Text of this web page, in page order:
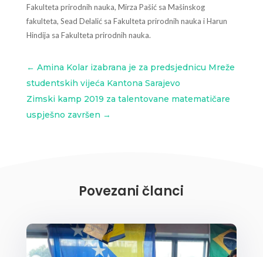
Fakulteta prirodnih nauka, Mirza Pašić sa Mašinskog
fakulteta, Sead Delalić sa Fakulteta prirodnih nauka i Harun
Hindija sa Fakulteta prirodnih nauka.
← Amina Kolar izabrana je za predsjednicu Mreže
studentskih vijeća Kantona Sarajevo
Zimski kamp 2019 za talentovane matematičare
uspješno završen →
Povezani članci